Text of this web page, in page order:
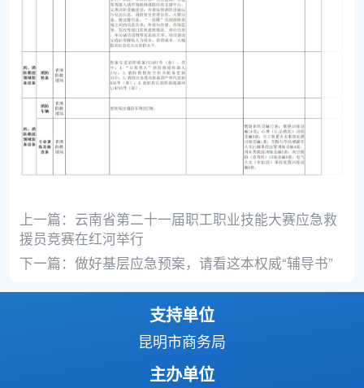
上一篇： 云南省第二十一届职工职业技能大赛应急救
援员竞赛在红河举行
下一篇： 做好基层应急预案，请看这本权威“辅导书”
支持单位
昆明市商务局
主办单位